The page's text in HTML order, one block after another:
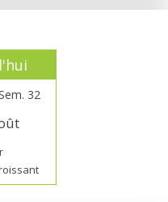
32